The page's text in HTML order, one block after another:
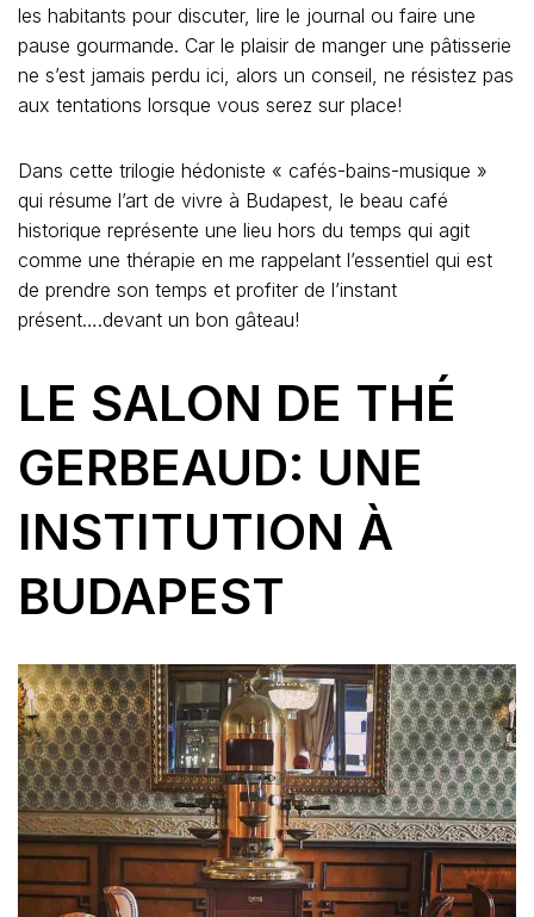
les habitants pour discuter, lire le journal ou faire une
pause gourmande. Car le plaisir de manger une pâtisserie
ne s’est jamais perdu ici, alors un conseil, ne résistez pas
aux tentations lorsque vous serez sur place!
Dans cette trilogie hédoniste « cafés-bains-musique »
qui résume l’art de vivre à Budapest, le beau café
historique représente une lieu hors du temps qui agit
comme une thérapie en me rappelant l’essentiel qui est
de prendre son temps et profiter de l’instant
présent….devant un bon gâteau!
LE SALON DE THÉ
GERBEAUD: UNE
INSTITUTION À
BUDAPEST